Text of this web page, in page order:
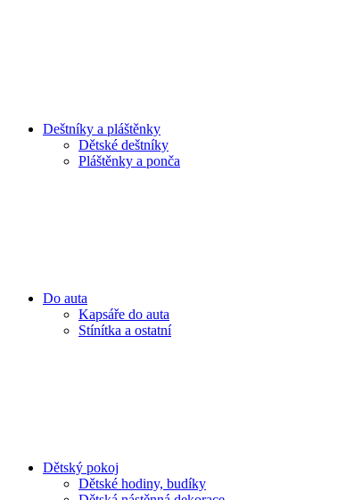
Deštníky a pláštěnky
Dětské deštníky
Pláštěnky a ponča
Do auta
Kapsáře do auta
Stínítka a ostatní
Dětský pokoj
Dětské hodiny, budíky